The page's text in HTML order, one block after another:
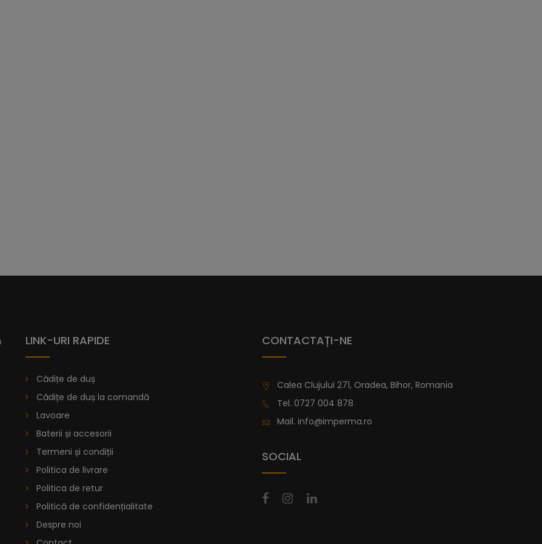
compus de rășină amestecat cu marmură minerală și acoperit cu un strat de gel-coat.
Poți alege din peste 40 de variații de dimensiuni standard mai jos. Iar dacă nu
găsești dimensiunea dorită, poți solicita una personalizată pe pagina de
de duș la comandă
De la
Cădiță De Duș Dalia, Antracit, Cu Sifon Inclus
LINK-URI RAPIDE
Cădițe de duș
Cădițe de duș la comandă
Lavoare
Baterii și accesorii
Termeni și condiții
Politica de livrare
Politica de retur
Politică de confidențialitate
Despre noi
CONTACTAȚI-NE
Calea Clujului 271, Oradea, Bihor, Romania
Tel. 0727 004 878
Mail. info@imperma.ro
SOCIAL